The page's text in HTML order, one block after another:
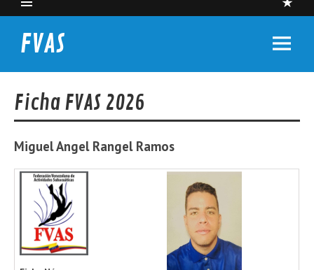
FVAS
Ficha FVAS 2026
Miguel Angel Rangel Ramos